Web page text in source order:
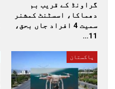
گراونڈ کے قریب بم
دھماکا، اسسٹنٹ کمشنر
سمیت 4 افراد جاں بحق،
11…
پاکستان